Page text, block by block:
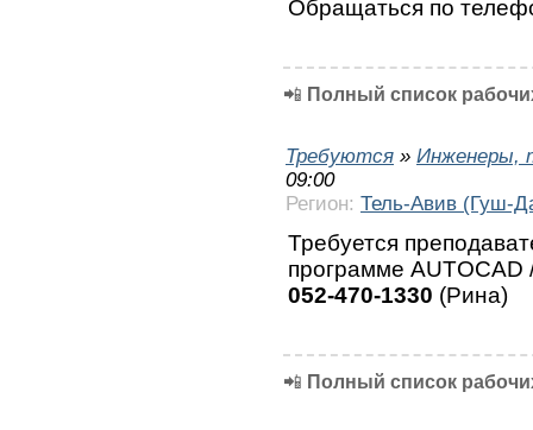
Обращаться по
📲 Полный список
Требуются » Инженеры,
09:00
Регион: Тель-Авив (Гуш-
Требуется
программе
052-470-1330 (Рина)
📲 Полный список